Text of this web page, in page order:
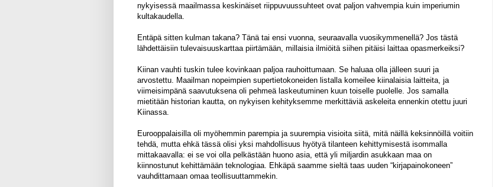
nykyisessä maailmassa keskinäiset riippuvuussuhteet ovat paljon vahvempia kuin imperiumin
kultakaudella.
Entäpä sitten kulman takana? Tänä tai ensi vuonna, seuraavalla vuosikymmenellä? Jos tästä
lähdettäisiin tulevaisuuskarttaa piirtämään, millaisia ilmiöitä siihen pitäisi laittaa opasmerkeiksi?
Kiinan vauhti tuskin tulee kovinkaan paljoa rauhoittumaan. Se haluaa olla jälleen suuri ja
arvostettu. Maailman nopeimpien supertietokoneiden listalla komeilee kiinalaisia laitteita, ja
viimeisimpänä saavutuksena oli pehmeä laskeutuminen kuun toiselle puolelle. Jos samalla
mietitään historian kautta, on nykyisen kehityksemme merkittäviä askeleita ennenkin otettu juuri
Kiinassa.
Eurooppalaisilla oli myöhemmin parempia ja suurempia visioita siitä, mitä näillä keksinnöillä voitiin
tehdä, mutta ehkä tässä olisi yksi mahdollisuus hyötyä tilanteen kehittymisestä isommalla
mittakaavalla: ei se voi olla pelkästään huono asia, että yli miljardin asukkaan maa on
kiinnostunut kehittämään teknologiaa. Ehkäpä saamme sieltä taas uuden “kirjapainokoneen”
vauhdittamaan omaa teollisuuttammekin.